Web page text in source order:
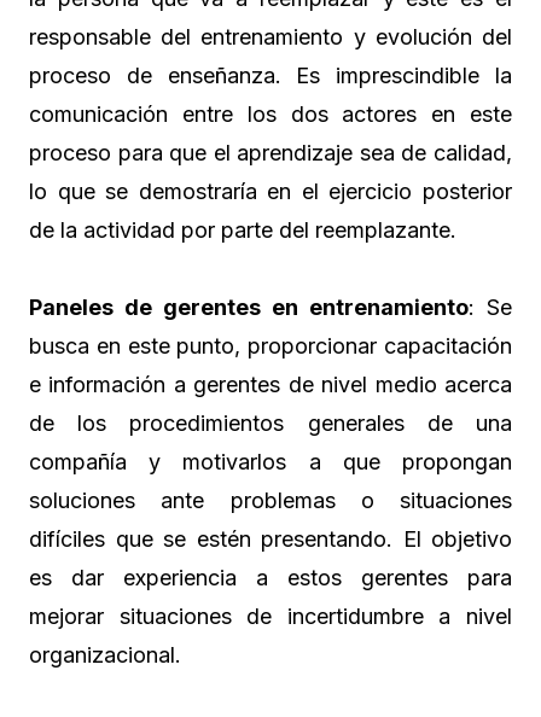
responsable del entrenamiento y evolución del
proceso de enseñanza. Es imprescindible la
comunicación entre los dos actores en este
proceso para que el aprendizaje sea de calidad,
lo que se demostraría en el ejercicio posterior
de la actividad por parte del reemplazante.
Paneles de gerentes en entrenamiento: Se
busca en este punto, proporcionar capacitación
e información a gerentes de nivel medio acerca
de los procedimientos generales de una
compañía y motivarlos a que propongan
soluciones ante problemas o situaciones
difíciles que se estén presentando. El objetivo
es dar experiencia a estos gerentes para
mejorar situaciones de incertidumbre a nivel
organizacional.